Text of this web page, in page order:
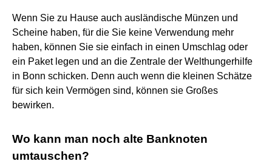
Wenn Sie zu Hause auch ausländische Münzen und
Scheine haben, für die Sie keine Verwendung mehr
haben, können Sie sie einfach in einen Umschlag oder
ein Paket legen und an die Zentrale der Welthungerhilfe
in Bonn schicken. Denn auch wenn die kleinen Schätze
für sich kein Vermögen sind, können sie Großes
bewirken.
Wo kann man noch alte Banknoten
umtauschen?